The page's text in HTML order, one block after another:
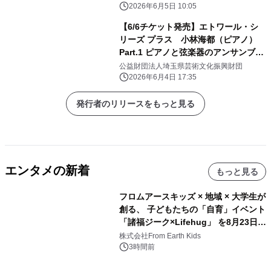
2026年6月5日 10:05
【6/6チケット発売】エトワール・シ
リーズ プラス 小林海都（ピアノ）
Part.1 ピアノと弦楽器のアンサンブル
／パトリツィア・コパチンスカヤ（ヴ
ァイオリン）＆ソル・ガベッタ（チェ
ロ）デュオ・リサイタル
公益財団法人埼玉県芸術文化振興財団
2026年6月4日 17:35
発行者のリリースをもっと見る
エンタメの新着 もっと見る
フロムアースキッズ × 地域 × 大学生が
創る、 子どもたちの「自育」イベント
「諸福ジーク×Lifehug」 を8月23日
(日)開催
株式会社From Earth Kids
3時間前